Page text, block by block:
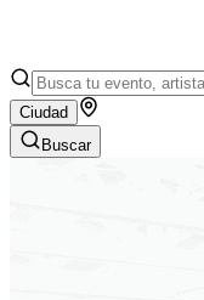
Ciudad
Buscar